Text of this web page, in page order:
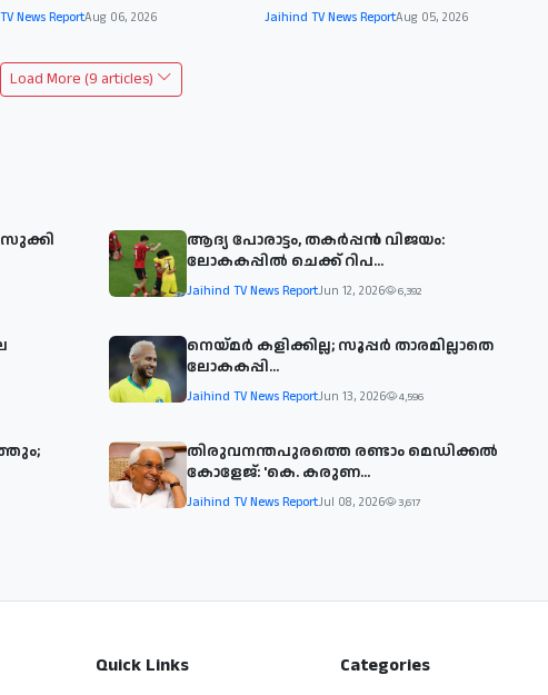
News ReportAug 06, 2026 Jaihind TV News ReportAug 05, 2026
Load More (9 articles)
ആദ്യ പോരാട്ടം, തകർപ്പൻ വിജയം:
ലോകകപ്പിൽ ചെക്ക് റിപ...
Jaihind TV News ReportJun 12, 2026 6,392
നെയ്മര്‍ കളിക്കില്ല; സൂപ്പര്‍ താരമില്ലാതെ
ലോകകപ്പി...
Jaihind TV News ReportJun 13, 2026 4,596
തിരുവനന്തപുരത്തെ രണ്ടാം മെഡിക്കൽ
കോളേജ്: 'കെ. കരുണ...
Jaihind TV News ReportJul 08, 2026 3,617
Quick Links Categories